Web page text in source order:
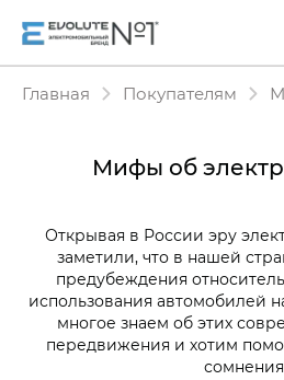
Главная Покупателям
Мифы об
Открывая в России эру
заметили, что в нашей
предубеждения
использования автомобилей
многое знаем об этих
передвижения и хотим